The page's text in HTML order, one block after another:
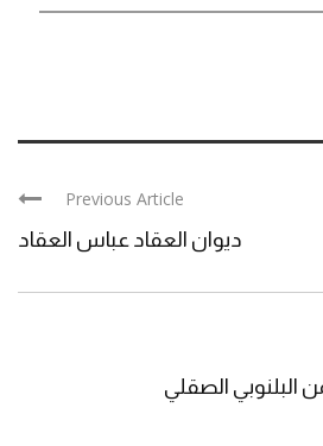
Previous Article
ديوان العقاد عباس العقاد
البلنوبي الصقلي